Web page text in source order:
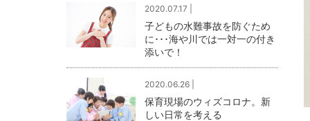
2020.07.17 |
子どもの水難事故を防ぐため
に･･･海や川では一対一の付き
添いで！
2020.06.26 |
保育現場のウィズコロナ。新
しい日常を考える